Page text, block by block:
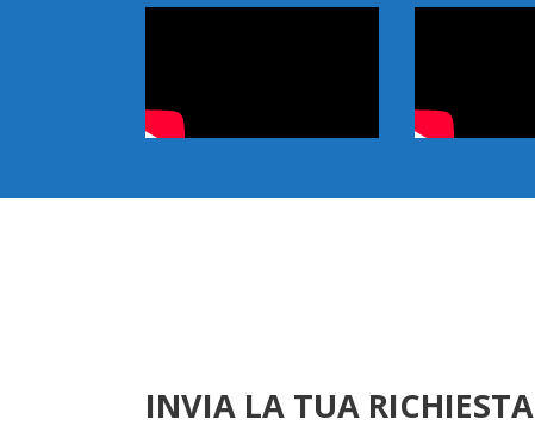
INVIA LA TUA RICHIESTA